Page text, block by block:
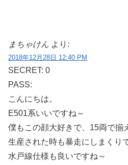
まちゃけん より:
2018年12月28日 12:40 PM
SECRET: 0
PASS:
こんにちは。
E501系いいですね～
僕もこの顔大好きで、15両で揃
生産された時も暴走にしまくり
水戸線仕様も良いですね～